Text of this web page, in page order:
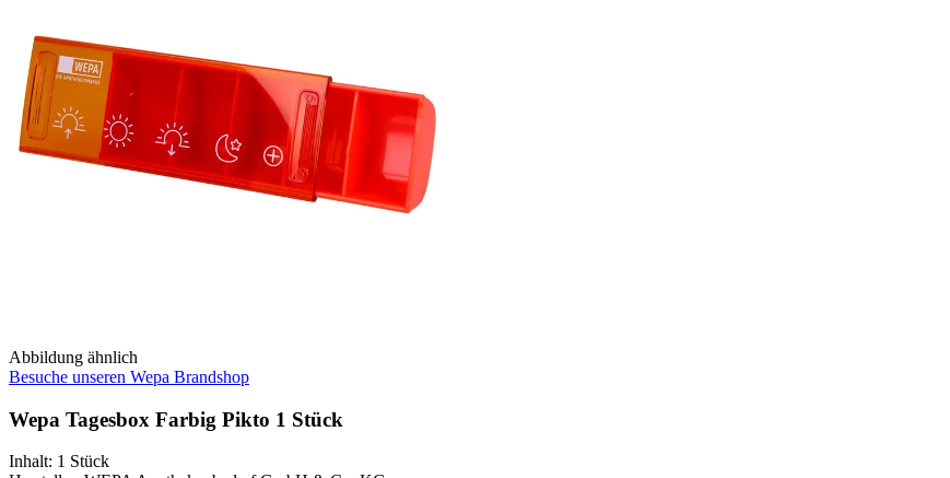
Abbildung ähnlich
Besuche unseren Wepa Brandshop
Wepa Tagesbox Farbig Pikto 1 Stück
Inhalt: 1 Stück